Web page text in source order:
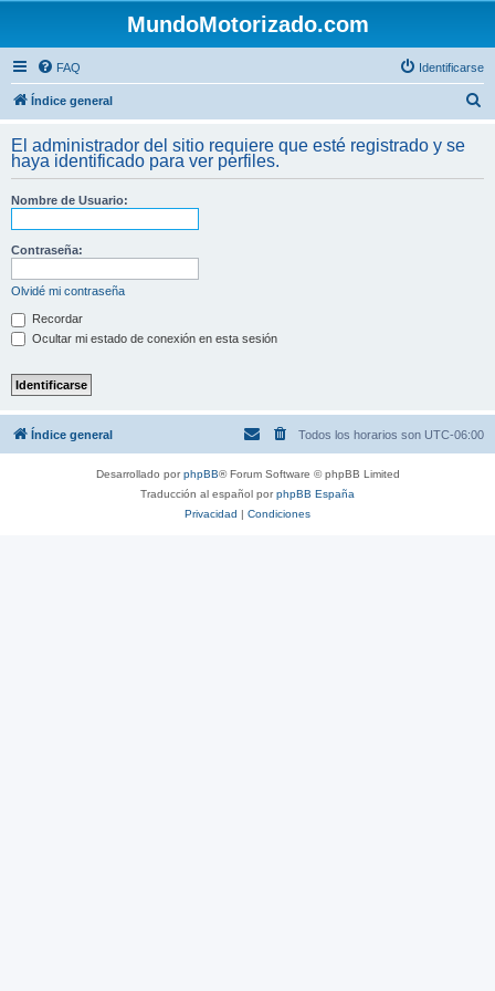
MundoMotorizado.com
FAQ Identificarse
Índice general
c
El administrador del sitio requiere que esté registrado y se
haya identificado para ver perfiles.
Nombre de Usuario:
Contraseña:
Olvidé mi contraseña
Recordar
Ocultar mi estado de conexión en esta sesión
Índice general Todos los horarios son UTC-06:00
Desarrollado porphpBB® Forum Software © phpBB Limited
Traducción al español porphpBB España
Privacidad | Condiciones